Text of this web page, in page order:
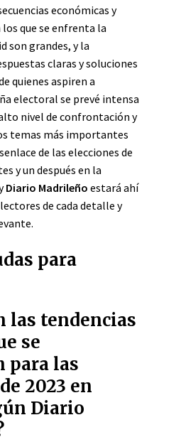
económicas y
que se enfrenta la
son grandes, y la
claras y soluciones
quienes aspiren a
electoral se prevé intensa
nivel de confrontación y
temas más importantes
de las elecciones de
y un después en la
Diario Madrileño estará ahí
de cada detalle y
para
las tendencias
se
para las
2023 en
Diario